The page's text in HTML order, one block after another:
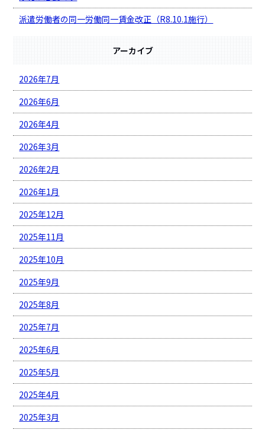
派遣労働者の同一労働同一賃金改正（R8.10.1施行）
アーカイブ
2026年7月
2026年6月
2026年4月
2026年3月
2026年2月
2026年1月
2025年12月
2025年11月
2025年10月
2025年9月
2025年8月
2025年7月
2025年6月
2025年5月
2025年4月
2025年3月